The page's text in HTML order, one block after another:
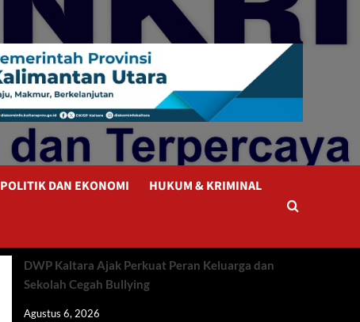
POLITIK DAN EKONOMI HUKUM & KRIMINAL
DWP Kaltara Ajak Perkuat Peran Keluarga dan
Sekolah Cegah Bullying
Agustus 6, 2026